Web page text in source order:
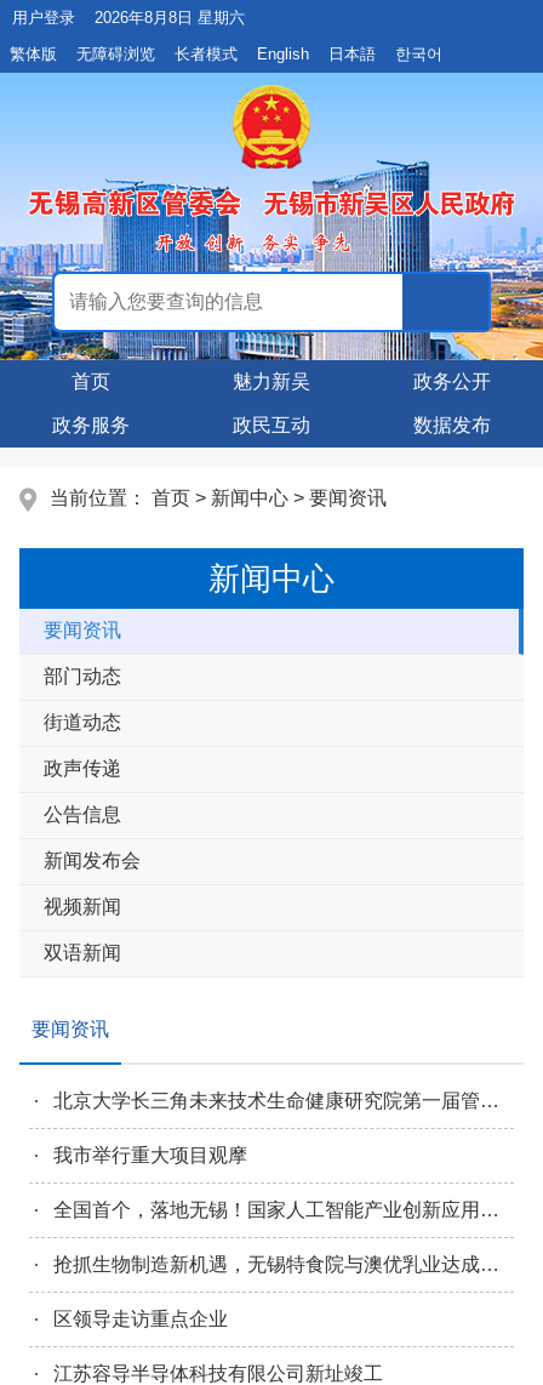
用户登录
2026年8月8日 星期六
繁体版
无障碍浏览 长者模式 English 日本語 한국어
首页 魅力新吴 政务公开
政务服务 政民互动 数据发布
当前位置： 首页 > 新闻中心 > 要闻资讯
新闻中心
要闻资讯
部门动态
街道动态
政声传递
公告信息
新闻发布会
视频新闻
双语新闻
要闻资讯
北京大学长三角未来技术生命健康研究院第一届管理委员会第四次会议召开
我市举行重大项目观摩
全国首个，落地无锡！国家人工智能产业创新应用先导区来了
抢抓生物制造新机遇，无锡特食院与澳优乳业达成深度战略合作
区领导走访重点企业
江苏容导半导体科技有限公司新址竣工